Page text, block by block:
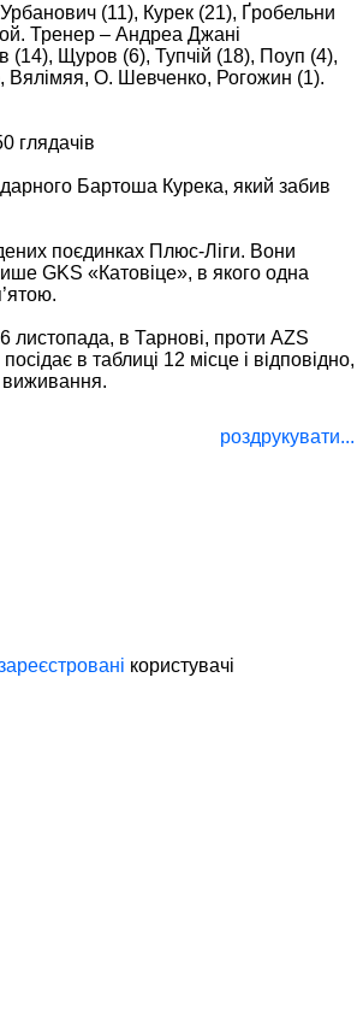
(11), Курек (21), Ґробельни
Тренер – Андреа Джані
(14), Щуров (6), Тупчій (18), Поуп (4),
О. Шевченко, Рогожин (1).
глядачів
Бартоша Курека, який забив
поєдинках Плюс-Ліги. Вони
GKS «Катовіце», в якого одна
листопада, в Тарнові, проти AZS
в таблиці 12 місце і відповідно,
виживання.
роздрукувати...
користувачі